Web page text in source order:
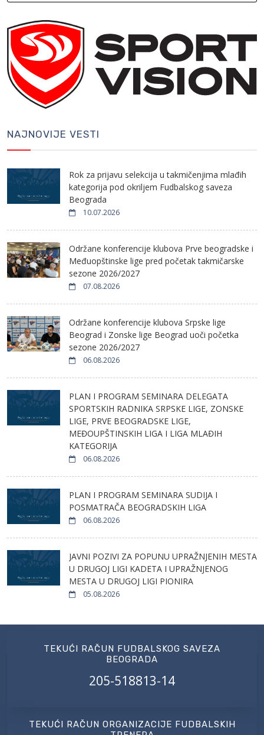
NAJNOVIJE VESTI
Rok za prijavu selekcija u takmičenjima mlađih
kategorija pod okriljem Fudbalskog saveza
Beograda
10.07.2026
Održane konferencije klubova Prve beogradske i
Međuopštinske lige pred početak takmičarske
sezone 2026/2027
07.08.2026
Održane konferencije klubova Srpske lige
Beograd i Zonske lige Beograd uoči početka
sezone 2026/2027
06.08.2026
PLAN I PROGRAM SEMINARA DELEGATA
SPORTSKIH RADNIKA SRPSKE LIGE, ZONSKE
LIGE, PRVE BEOGRADSKE LIGE,
MEĐOUPŠTINSKIH LIGA I LIGA MLAĐIH
KATEGORIJA
06.08.2026
PLAN I PROGRAM SEMINARA SUDIJA I
POSMATRAČA BEOGRADSKIH LIGA
06.08.2026
JAVNI POZIVI ZA POPUNU UPRAŽNJENIH MESTA
U DRUGOJ LIGI KADETA I UPRAŽNJENOG
MESTA U DRUGOJ LIGI PIONIRA
05.08.2026
TEKUĆI RAČUN FUDBALSKOG SAVEZA
BEOGRADA
205-518813-14
TEKUĆI RAČUN ORGANIZACIJE FUDBALSKIH